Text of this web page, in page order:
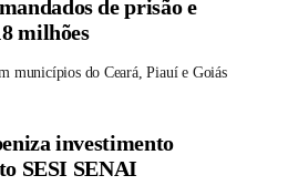
milhões
municípios do Ceará, Piauí e Goiás
investimento
SESI SENAI